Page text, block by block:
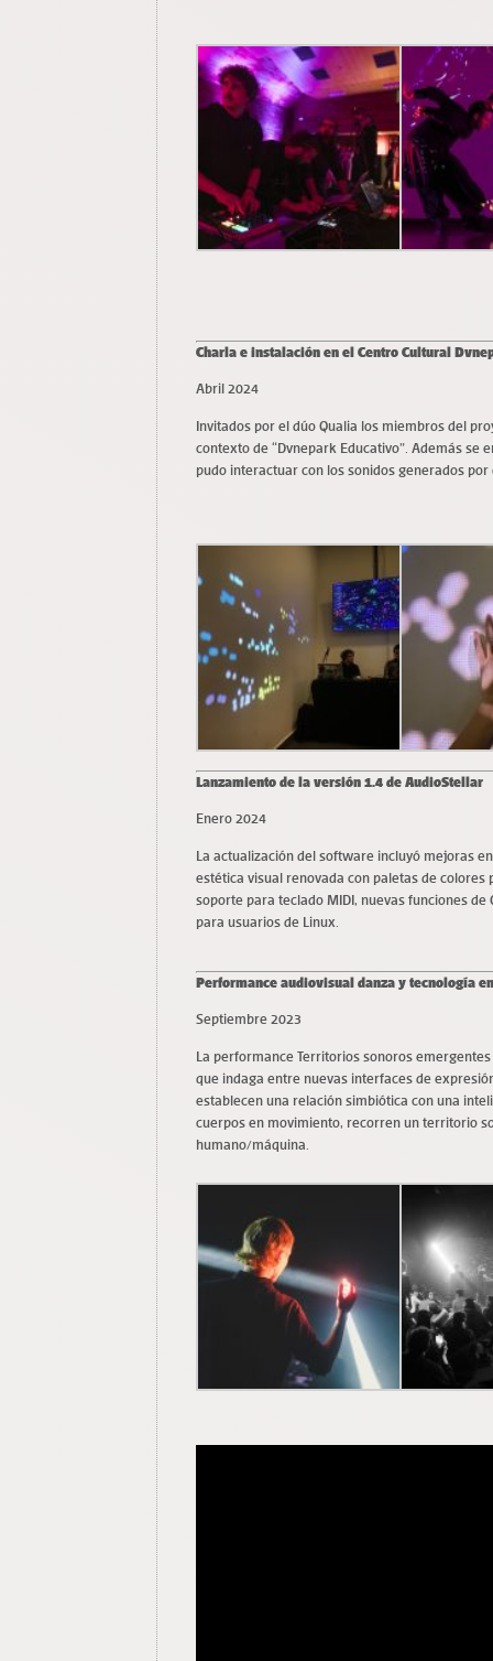
Charla e instalación en el Centro Cultural
Abril 2024
Invitados por el dúo Qualia los miembros del
contexto de “Dvnepark Educativo”. Además se
pudo interactuar con los sonidos generados
Lanzamiento de la versión 1.4 de AudioStellar
Enero 2024
La actualización del software incluyó mejoras
estética visual renovada con paletas de
soporte para teclado MIDI, nuevas funciones
para usuarios de Linux.
Performance audiovisual danza y tecnología
Septiembre 2023
La performance Territorios sonoros
que indaga entre nuevas interfaces de
establecen una relación simbiótica con una
cuerpos en movimiento, recorren un territorio
humano/máquina.